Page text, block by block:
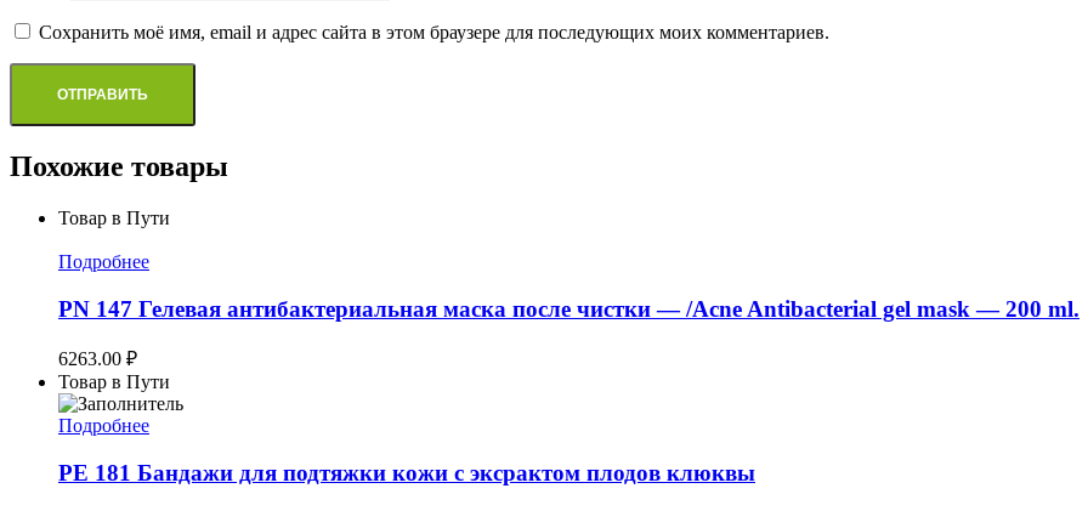
Сохранить моё имя, email и адрес сайта в этом браузере для последующих моих комментариев.
Похожие товары
Товар в Пути
Подробнее
PN 147 Гелевая антибактериальная маска после чистки — /Acne Antibacterial gel mask — 200 ml.
6263.00 ₽
Товар в Пути
Подробнее
PE 181 Бандажи для подтяжки кожи c эксрактом плодов клюквы